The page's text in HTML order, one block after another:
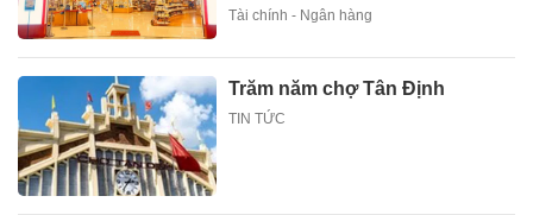
Tài chính - Ngân hàng
Trăm năm chợ Tân Định
TIN TỨC